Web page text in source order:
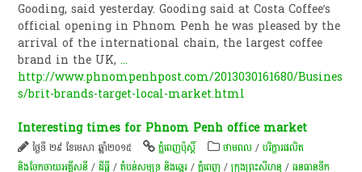
Gooding, said yesterday. Gooding said at Costa Coffee’s
official opening in Phnom Penh he was pleased by the
arrival of the international chain, the largest coffee
brand in the UK,...
http://www.phnompenhpost.com/2013030161680/Busines
s/brit-brands-target-local-market.html
Interesting times for Phnom Penh office market
ថ្ងៃទី ២៩ ខែមេសា ឆ្នាំ២០១៥ ភ្នំពេញប៉ុស្តិ៍ ថាមពល /បរិក្ខារផលិត
និងចែកចាយអគ្គីសនី /ដីធ្លី /​តំបន់​សមុទ្រ និង​ឆ្នេរ​ /ភ្នំពេញ /ក្រុងព្រះសីហនុ /​ធនធាន​ទឹក​